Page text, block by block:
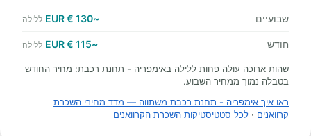
שבועיים ~130 € EUR ללילה
חודש ~115 € EUR ללילה
שהות ארוכה עולה פחות ללילה באימפריה - תחנת רכבת: מחיר החודש
בטבלה נמוך ממחיר השבוע.
ראו איך אימפריה - תחנת רכבת משתווה — מדד מחירי השכרת
קרוואנים · לכל סטטיסטיקות השכרת הקרוואנים